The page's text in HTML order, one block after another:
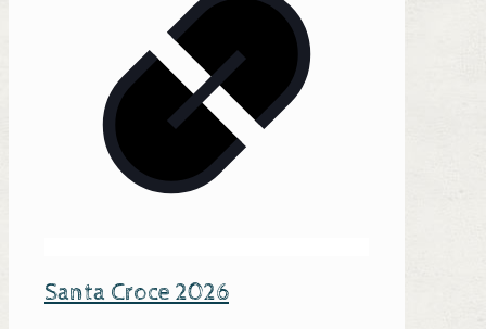
Santa Croce 2026